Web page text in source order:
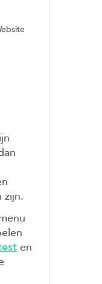
zijn.
en